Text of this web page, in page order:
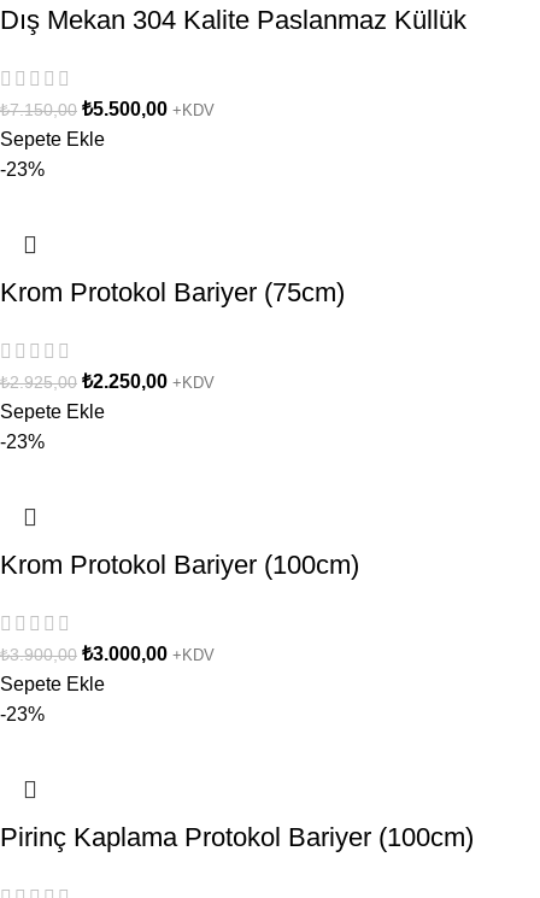
Dış Mekan 304 Kalite Paslanmaz Küllük
₺7.150,00 ₺5.500,00 +KDV
Sepete Ekle
-23%
Krom Protokol Bariyer (75cm)
₺2.925,00 ₺2.250,00 +KDV
Sepete Ekle
-23%
Krom Protokol Bariyer (100cm)
₺3.900,00 ₺3.000,00 +KDV
Sepete Ekle
-23%
Pirinç Kaplama Protokol Bariyer (100cm)